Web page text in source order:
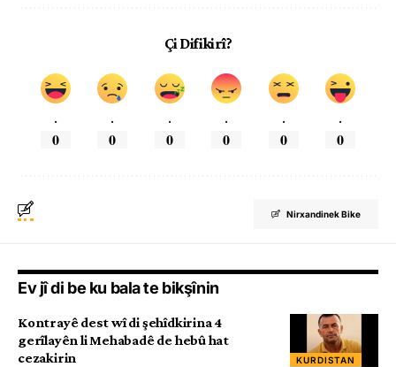
Çi Difikirî?
.
0
.
0
.
0
.
0
.
0
.
0
Nirxandinek Bike
Ev jî di be ku bala te bikşînin
KURDISTAN
Kontrayê dest wî di şehîdkirina 4
gerîlayên li Mehabadê de hebû hat
cezakirin